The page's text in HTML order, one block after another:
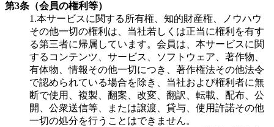
第3条（会員の権利等）
1.本サービスに関する所有権、知的財産権、ノウハウ
その他一切の権利は、当社若しくは正当に権利を有す
る第三者に帰属しています。会員は、本サービスに関
するコンテンツ、サービス、ソフトウェア、著作物、
有体物、情報その他一切につき、著作権法その他法令
で認められている場合を除き、当社および権利者に無
断で使用、複製、翻案、改変、翻訳、転載、配布、公
開、公衆送信等、または譲渡、貸与、使用許諾その他
一切の処分を行うことはできません。